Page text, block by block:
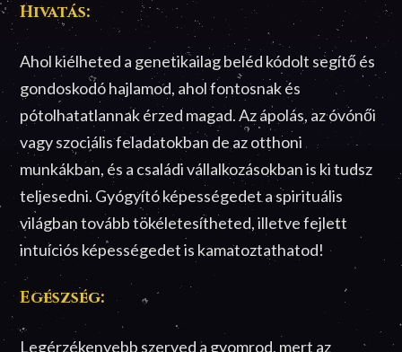
Hivatás:
Ahol kiélheted a genetikailag beléd kódolt segítő és
gondoskodó hajlamod, ahol fontosnak és
pótolhatatlannak érzed magad. Az ápolás, az óvónői
vagy szociális feladatokban de az otthoni
munkákban, és a családi vállalkozásokban is ki tudsz
teljesedni. Gyógyító képességedet a spirituális
világban tovább tökéletesítheted, illetve fejlett
intuíciós képességedet is kamatoztathatod!
Egészség:
Legérzékenyebb szerved a gyomrod, mert az